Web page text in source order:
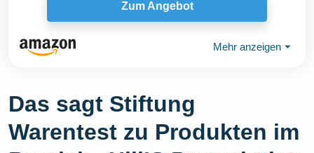
Zum Angebot
Mehr anzeigen ⏷
Das sagt Stiftung
Warentest zu Produkten im